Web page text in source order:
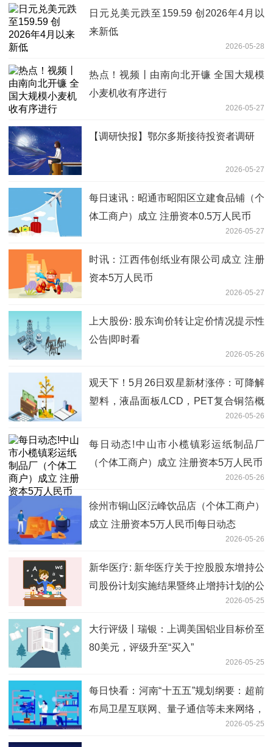
日元兑美元跌至159.59 创2026年4月以
来新低
2026-05-28
热点！视频丨由南向北开镰 全国大规模
小麦机收有序进行
2026-05-27
【调研快报】鄂尔多斯接待投资者调研
2026-05-27
每日速讯：昭通市昭阳区立建食品铺（个
体工商户）成立 注册资本0.5万人民币
2026-05-27
时讯：江西伟创纸业有限公司成立 注册
资本5万人民币
2026-05-27
上大股份: 股东询价转让定价情况提示性
公告|即时看
2026-05-26
观天下！5月26日双星新材涨停：可降解
塑料，液晶面板/LCD，PET复合铜箔概
2026-05-26
每日动态!中山市小榄镇彩运纸制品厂
（个体工商户）成立 注册资本5万人民币
2026-05-26
徐州市铜山区沄峰饮品店（个体工商户）
成立 注册资本5万人民币|每日动态
2026-05-26
新华医疗: 新华医疗关于控股股东增持公
司股份计划实施结果暨终止增持计划的公
2026-05-25
大行评级丨瑞银：上调美国铝业目标价至
80美元，评级升至“买入”
2026-05-25
每日快看：河南“十五五”规划纲要：超前
布局卫星互联网、量子通信等未来网络，
加快建设低空通信、北斗地基增强、卫星
2026-05-25